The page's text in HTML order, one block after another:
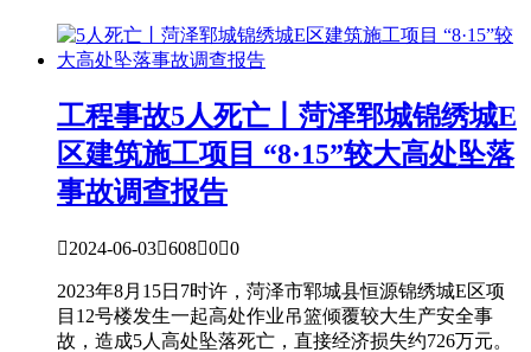
工程事故5人死亡丨菏泽郓城锦绣城E
区建筑施工项目 “8·15”较大高处坠落
事故调查报告
2024-06-0360800
2023年8月15日7时许，菏泽市郓城县恒源锦绣城E区项
目12号楼发生一起高处作业吊篮倾覆较大生产安全事
故，造成5人高处坠落死亡，直接经济损失约726万元。